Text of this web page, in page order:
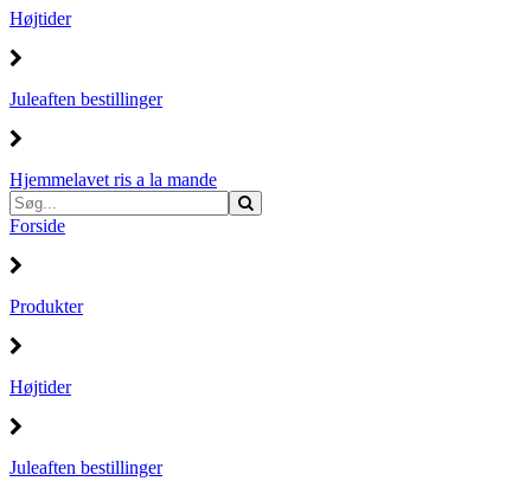
Højtider
Juleaften bestillinger
Hjemmelavet ris a la mande
Forside
Produkter
Højtider
Juleaften bestillinger